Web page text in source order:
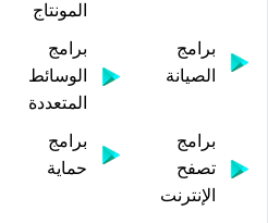
المونتاج
برامج
الصيانة
برامج
الوسائط
المتعددة
برامج
تصفح
الإنترنت
برامج
حماية